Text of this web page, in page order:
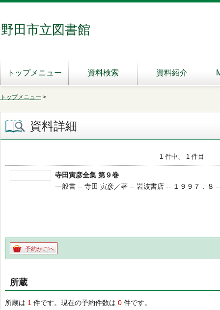
野田市立図書館
トップメニュー 資料検索 資料紹介
トップメニュー >
資料詳細
1 件中、 1 件目
寺田寅彦全集 第９巻
一般書 -- 寺田 寅彦／著 -- 岩波書店 -- １９９７．８
予約かごへ
所蔵
所蔵は 1 件です。現在の予約件数は 0 件です。